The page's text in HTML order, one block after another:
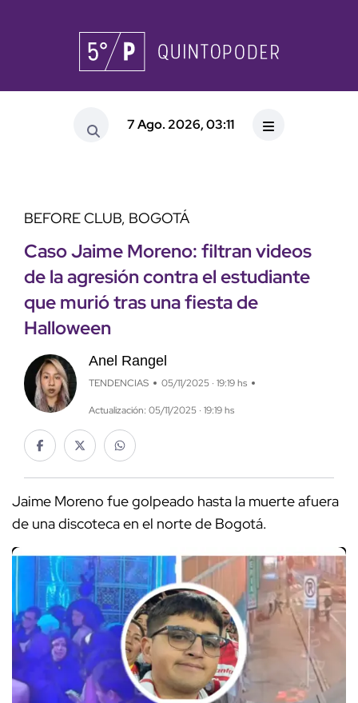
7 Ago. 2026, 03:11
BEFORE CLUB, BOGOTÁ
Caso Jaime Moreno: filtran videos
de la agresión contra el estudiante
que murió tras una fiesta de
Halloween
Anel Rangel
TENDENCIAS 05/11/2025 · 19:19 hs
Actualización: 05/11/2025 · 19:19 hs
Jaime Moreno fue golpeado hasta la muerte afuera
de una discoteca en el norte de Bogotá.